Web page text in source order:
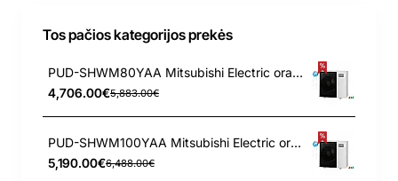
Tos pačios kategorijos prekės
PUD-SHWM80YAA Mitsubishi Electric oras-vanduo išorinis įrenginys 8 kW
4,706.00€5,883.00€
PUD-SHWM100YAA Mitsubishi Electric oras-vanduo išorinis įrenginys 10 kW
5,190.00€6,488.00€